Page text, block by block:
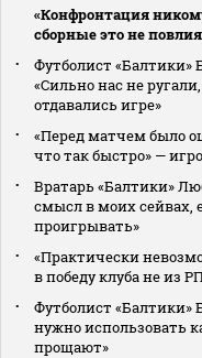
«Конфронтация
сборные это не
Футболист «Балтики»
«Сильно нас не
отдавались игре»
«Перед матчем было
что так быстро» —
Вратарь «Балтики»
смысл в моих сейвах,
проигрывать»
«Практически
в победу клуба не из
Футболист «Балтики»
нужно использовать
прощают»